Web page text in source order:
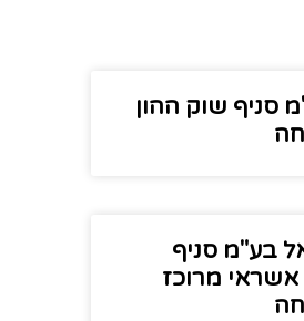
סניף שוק ההון
בע"מ סניף
אשראי מרוכז